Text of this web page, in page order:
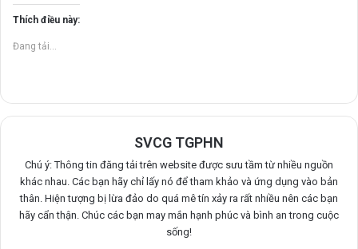
Thích điều này:
Đang tải...
SVCG TGPHN
Chú ý: Thông tin đăng tải trên website được sưu tầm từ nhiều nguồn
khác nhau. Các bạn hãy chỉ lấy nó để tham khảo và ứng dụng vào bản
thân. Hiện tượng bị lừa đảo do quá mê tín xảy ra rất nhiều nên các bạn
hãy cẩn thận. Chúc các bạn may mắn hạnh phúc và bình an trong cuộc
sống!